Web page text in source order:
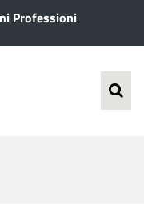
Professioni